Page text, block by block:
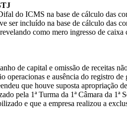
do ICMS na base de cálculo das
ser incluído na base de cálculo das
como mero ingresso de caixa
de capital e omissão de receitas
operacionas e ausência do registro de
que houve suposta apropriação
pela 1ª Turma da 1ª Câmara da 1ª
e que a empresa realizou a